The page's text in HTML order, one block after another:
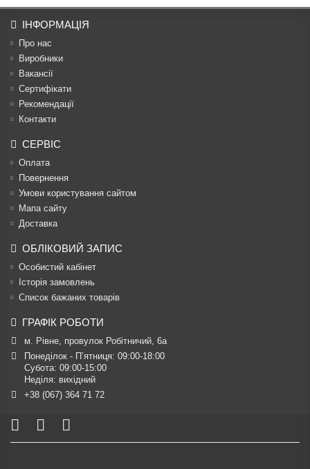
ІНФОРМАЦІЯ
Про нас
Виробники
Вакансії
Сертифікати
Рекомендації
Контакти
СЕРВІС
Оплата
Повернення
Умови користування сайтом
Мапа сайту
Доставка
ОБЛІКОВИЙ ЗАПИС
Особистий кабінет
Історія замовлень
Список бажаних товарів
ГРАФІК РОБОТИ
м. Рівне, провулок Робітничий, 6а
Понеділок - П’ятниця: 09:00-18:00
Субота: 09:00-15:00
Неділя: вихідний
+38 (067) 364 71 72